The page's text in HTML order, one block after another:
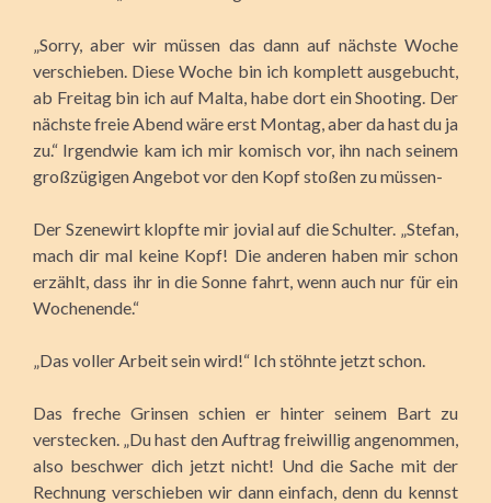
„Sorry, aber wir müssen das dann auf nächste Woche
verschieben. Diese Woche bin ich komplett ausgebucht,
ab Freitag bin ich auf Malta, habe dort ein Shooting. Der
nächste freie Abend wäre erst Montag, aber da hast du ja
zu.“ Irgendwie kam ich mir komisch vor, ihn nach seinem
großzügigen Angebot vor den Kopf stoßen zu müssen-
Der Szenewirt klopfte mir jovial auf die Schulter. „Stefan,
mach dir mal keine Kopf! Die anderen haben mir schon
erzählt, dass ihr in die Sonne fahrt, wenn auch nur für ein
Wochenende.“
„Das voller Arbeit sein wird!“ Ich stöhnte jetzt schon.
Das freche Grinsen schien er hinter seinem Bart zu
verstecken. „Du hast den Auftrag freiwillig angenommen,
also beschwer dich jetzt nicht! Und die Sache mit der
Rechnung verschieben wir dann einfach, denn du kennst